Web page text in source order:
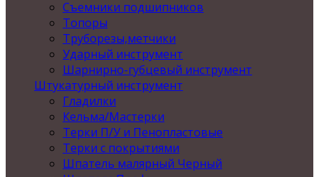
Съемники подшипников
Топоры
Труборезы,метчики
Ударный инструмент
Шарнирно-губцевый инструмент
Штукатурный инструмент
Гладилки
Кельма/Мастерки
Терки П/У и Пенопластовые
Терки с покрытиями
Шпатель малярный Черный